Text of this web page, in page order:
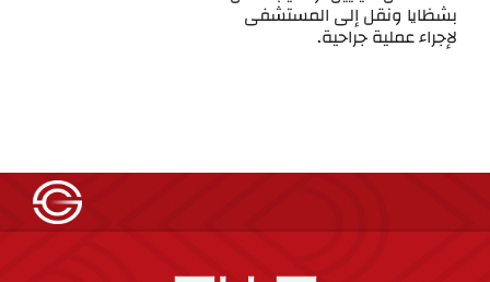
بشظايا ونقل إلى المستشفى
لإجراء عملية جراحية.